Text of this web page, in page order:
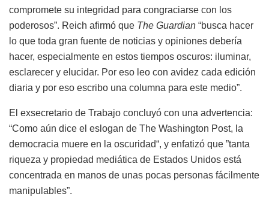
compromete su integridad para congraciarse con los
poderosos”. Reich afirmó que The Guardian “busca hacer
lo que toda gran fuente de noticias y opiniones debería
hacer, especialmente en estos tiempos oscuros: iluminar,
esclarecer y elucidar. Por eso leo con avidez cada edición
diaria y por eso escribo una columna para este medio”.
El exsecretario de Trabajo concluyó con una advertencia:
“Como aún dice el eslogan de The Washington Post, la
democracia muere en la oscuridad“, y enfatizó que ”tanta
riqueza y propiedad mediática de Estados Unidos está
concentrada en manos de unas pocas personas fácilmente
manipulables”.